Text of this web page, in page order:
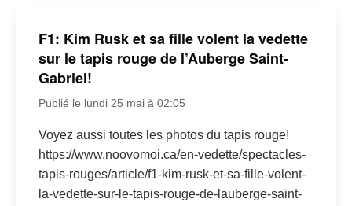
F1: Kim Rusk et sa fille volent la vedette
sur le tapis rouge de l’Auberge Saint-
Gabriel!
Publié le lundi 25 mai à 02:05
Voyez aussi toutes les photos du tapis rouge!
https://www.noovomoi.ca/en-vedette/spectacles-
tapis-rouges/article/f1-kim-rusk-et-sa-fille-volent-
la-vedette-sur-le-tapis-rouge-de-lauberge-saint-